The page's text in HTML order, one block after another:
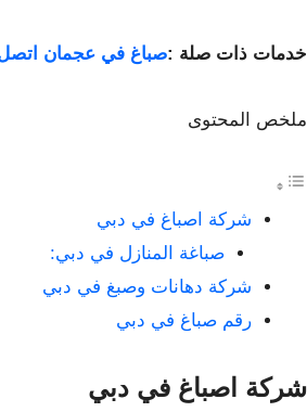
خدمات ذات صلة :صباغ في عجمان اتصل الان
ملخص المحتوى
شركة اصباغ في دبي
صباغة المنازل في دبي:
شركة دهانات وصبغ في دبي
رقم صباغ في دبي
شركة اصباغ في دبي